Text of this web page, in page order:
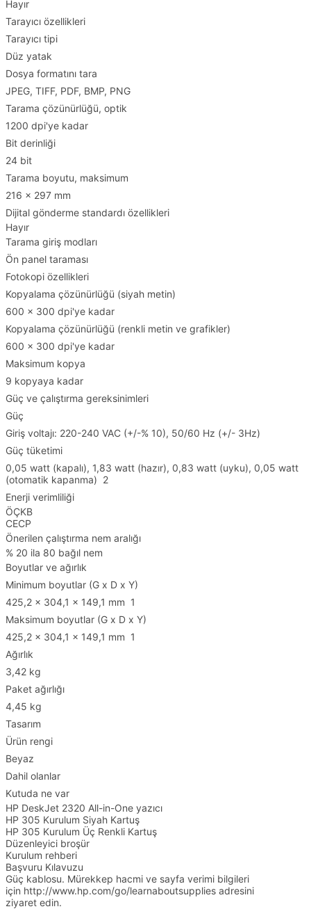
Hayır
Tarayıcı özellikleri
Tarayıcı tipi
Düz yatak
Dosya formatını tara
JPEG, TIFF, PDF, BMP, PNG
Tarama çözünürlüğü, optik
1200 dpi'ye kadar
Bit derinliği
24 bit
Tarama boyutu, maksimum
216 x 297 mm
Dijital gönderme standardı özellikleri
Hayır
Tarama giriş modları
Ön panel taraması
Fotokopi özellikleri
Kopyalama çözünürlüğü (siyah metin)
600 x 300 dpi'ye kadar
Kopyalama çözünürlüğü (renkli metin ve grafikler)
600 x 300 dpi'ye kadar
Maksimum kopya
9 kopyaya kadar
Güç ve çalıştırma gereksinimleri
Güç
Giriş voltajı: 220-240 VAC (+/-% 10), 50/60 Hz (+/- 3Hz)
Güç tüketimi
0,05 watt (kapalı), 1,83 watt (hazır), 0,83 watt (uyku), 0,05 watt
(otomatik kapanma) 2
Enerji verimliliği
ÖÇKB
CECP
Önerilen çalıştırma nem aralığı
% 20 ila 80 bağıl nem
Boyutlar ve ağırlık
Minimum boyutlar (G x D x Y)
425,2 x 304,1 x 149,1 mm 1
Maksimum boyutlar (G x D x Y)
425,2 x 304,1 x 149,1 mm 1
Ağırlık
3,42 kg
Paket ağırlığı
4,45 kg
Tasarım
Ürün rengi
Beyaz
Dahil olanlar
Kutuda ne var
HP DeskJet 2320 All-in-One yazıcı
HP 305 Kurulum Siyah Kartuş
HP 305 Kurulum Üç Renkli Kartuş
Düzenleyici broşür
Kurulum rehberi
Başvuru Kılavuzu
Güç kablosu. Mürekkep hacmi ve sayfa verimi bilgileri
için http://www.hp.com/go/learnaboutsupplies adresini
ziyaret edin.